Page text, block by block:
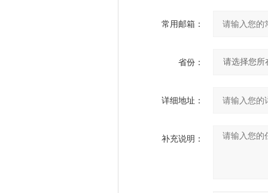
常用邮箱：
省份：
详细地址：
补充说明：